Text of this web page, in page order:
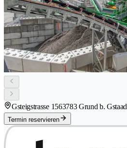
Gsteigstrasse 1563783 Grund b. Gstaad
Termin reservieren